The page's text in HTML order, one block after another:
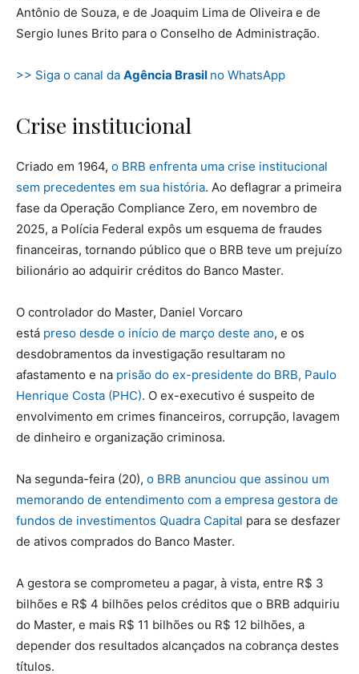
Antônio de Souza, e de Joaquim Lima de Oliveira e de
Sergio Iunes Brito para o Conselho de Administração.
>> Siga o canal da Agência Brasil no WhatsApp
Crise institucional
Criado em 1964, o BRB enfrenta uma crise institucional
sem precedentes em sua história. Ao deflagrar a primeira
fase da Operação Compliance Zero, em novembro de
2025, a Polícia Federal expôs um esquema de fraudes
financeiras, tornando público que o BRB teve um prejuízo
bilionário ao adquirir créditos do Banco Master.
O controlador do Master, Daniel Vorcaro
está preso desde o início de março deste ano, e os
desdobramentos da investigação resultaram no
afastamento e na prisão do ex-presidente do BRB, Paulo
Henrique Costa (PHC). O ex-executivo é suspeito de
envolvimento em crimes financeiros, corrupção, lavagem
de dinheiro e organização criminosa.
Na segunda-feira (20), o BRB anunciou que assinou um
memorando de entendimento com a empresa gestora de
fundos de investimentos Quadra Capital para se desfazer
de ativos comprados do Banco Master.
A gestora se comprometeu a pagar, à vista, entre R$ 3
bilhões e R$ 4 bilhões pelos créditos que o BRB adquiriu
do Master, e mais R$ 11 bilhões ou R$ 12 bilhões, a
depender dos resultados alcançados na cobrança destes
títulos.